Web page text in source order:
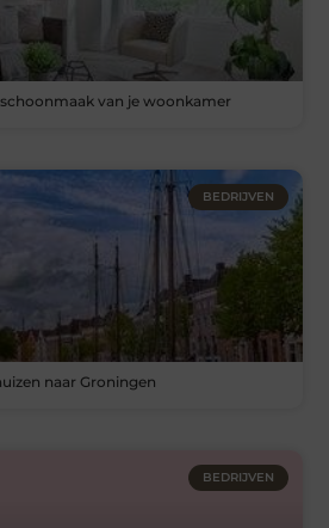
van je woonkamer
BEDRIJVEN
naar Groningen
BEDRIJVEN